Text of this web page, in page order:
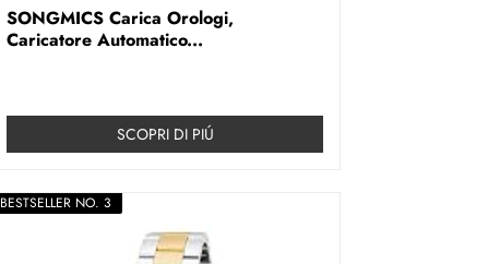
SONGMICS Carica Orologi,
Caricatore Automatico...
SCOPRI DI PIÚ
BESTSELLER NO. 3